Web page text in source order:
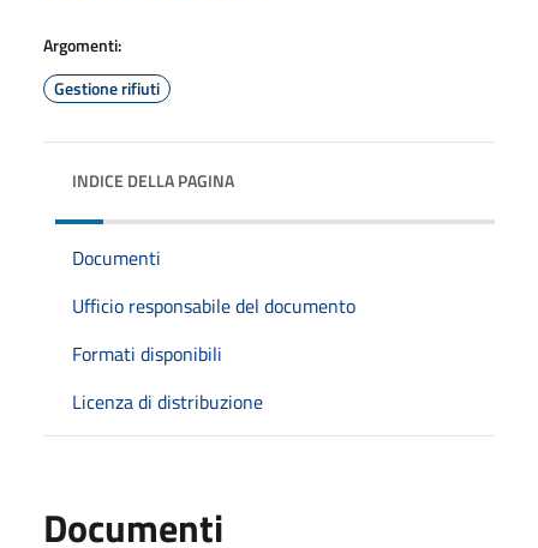
Argomenti:
Gestione rifiuti
INDICE DELLA PAGINA
Documenti
Ufficio responsabile del documento
Formati disponibili
Licenza di distribuzione
Documenti